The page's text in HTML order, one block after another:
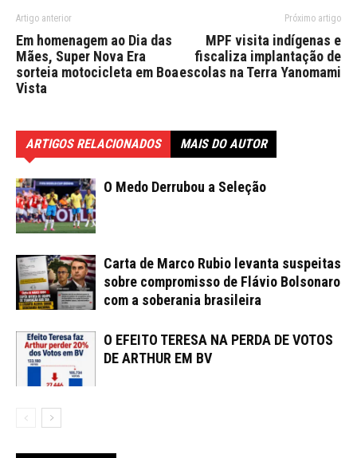
Artigo anterior
Em homenagem ao Dia das
Mães, Super Nova Era
sorteia motocicleta em Boa
Vista
Próximo artigo
MPF visita indígenas e
fiscaliza implantação de
escolas na Terra Yanomami
ARTIGOS RELACIONADOS MAIS DO AUTOR
O Medo Derrubou a Seleção
Carta de Marco Rubio levanta suspeitas
sobre compromisso de Flávio Bolsonaro
com a soberania brasileira
O EFEITO TERESA NA PERDA DE VOTOS
DE ARTHUR EM BV